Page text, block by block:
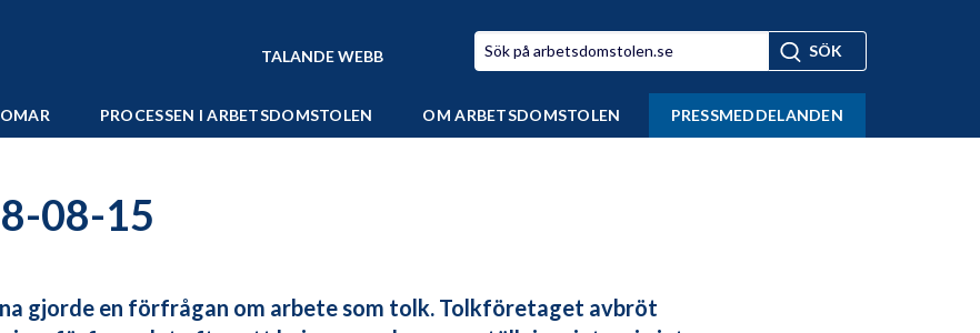
TALANDE WEBB
PROCESSEN I ARBETSDOMSTOLEN OM ARBETSDOMSTOLEN PRESSMEDDELANDEN
08-15
gjorde en förfrågan om arbete som tolk. Tolkföretaget avbröt